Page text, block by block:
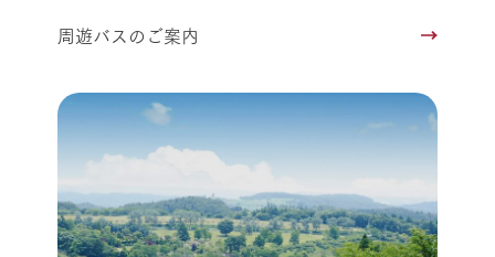
周遊バスのご案内